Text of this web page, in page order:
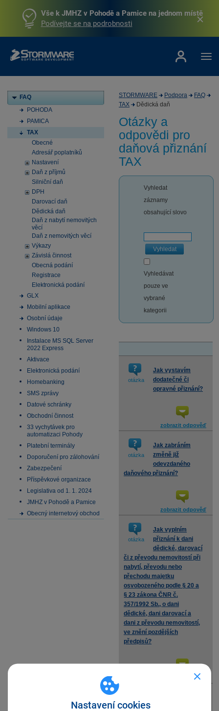
Nastavení cookies
Vše k JMHZ v Pohodě a Pamice na jednom místě
Podívejte se na podrobnosti
FAQ
POHODA
PAMICA
TAX
Obecné
Adresář poplatníků
Nastavení
Daň z příjmů
Silniční daň
DPH
Darovací daň
Dědická daň
Daň z nabytí nemovitých
věcí
Daň z nemovitých věcí
Výkazy
Závislá činnost
Obecná podání
Registrace
Elektronická podání
GLX
Mobilní aplikace
Osobní údaje
Windows 10
Instalace MS SQL Server
2022 Express
Aktivace
Elektronická podání
Homebanking
SMS zprávy
Datové schránky
Obchodní činnost
33 vychytávek pro
automatizaci Pohody
Platební terminály
Doporučení pro zálohování
Zabezpečení
Příspěvkové organizace
Legislativa od 1. 1. 2024
JMHZ v Pohodě a Pamice
Obecný internetový obchod
STORMWARE Podpora
FAQ
TAX
Dědická daň
Otázky a
odpovědi pro
daňová přiznání
TAX
Vyhledat
záznamy
obsahující slovo
Vyhledat
Vyhledávat
pouze ve
vybrané
kategorii
otázka
Jak vystavím
dodatečné či
opravné přiznání?
zobrazit odpověď
otázka
Jak zabráním
změně již
odevzdaného
daňového přiznání?
zobrazit odpověď
otázka
Jak vyplním
přiznání k dani
dědické, darovací
či z převodu nemovitostí při
nabytí, převodu nebo
přechodu majetku
osvobozeného podle § 20 a
§ 23 zákona ČNR č.
357/1992 Sb., o dani
dědické, dani darovací a
dani z převodu nemovitostí,
ve znění pozdějších
předpisů?
zobrazit odpověď
otázka